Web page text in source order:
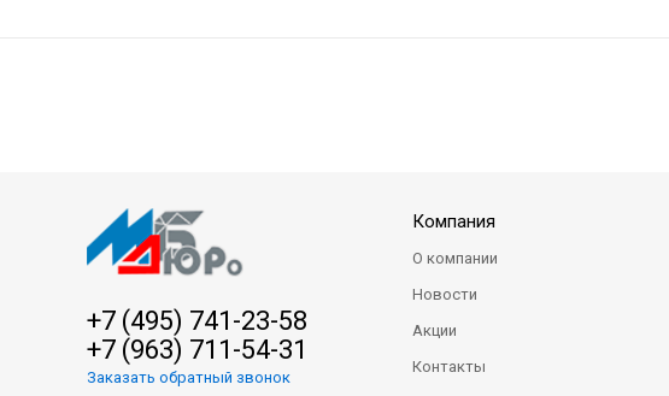
+7 (495) 741-23-58
+7 (963) 711-54-31
Заказать обратный звонок
Компания
О компании
Новости
Акции
Контакты